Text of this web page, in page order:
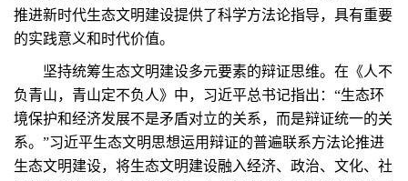
推进新时代生态文明建设提供了科学方法论指导，具有重要
的实践意义和时代价值。
坚持统筹生态文明建设多元要素的辩证思维。在《人不
负青山，青山定不负人》中，习近平总书记指出：“生态环
境保护和经济发展不是矛盾对立的关系，而是辩证统一的关
系。”习近平生态文明思想运用辩证的普遍联系方法论推进
生态文明建设，将生态文明建设融入经济、政治、文化、社